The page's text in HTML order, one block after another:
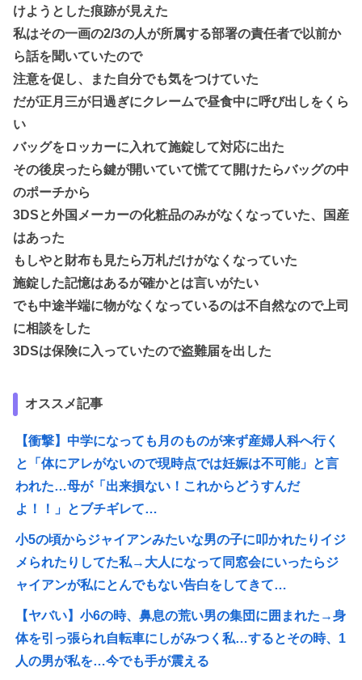
けようとした痕跡が見えた
私はその一画の2/3の人が所属する部署の責任者で以前か
ら話を聞いていたので
注意を促し、また自分でも気をつけていた
だが正月三が日過ぎにクレームで昼食中に呼び出しをくら
い
バッグをロッカーに入れて施錠して対応に出た
その後戻ったら鍵が開いていて慌てて開けたらバッグの中
のポーチから
3DSと外国メーカーの化粧品のみがなくなっていた、国産
はあった
もしやと財布も見たら万札だけがなくなっていた
施錠した記憶はあるが確かとは言いがたい
でも中途半端に物がなくなっているのは不自然なので上司
に相談をした
3DSは保険に入っていたので盗難届を出した
オススメ記事
【衝撃】中学になっても月のものが来ず産婦人科へ行く
と「体にアレがないので現時点では妊娠は不可能」と言
われた…母が「出来損ない！これからどうすんだ
よ！！」とブチギレて…
小5の頃からジャイアンみたいな男の子に叩かれたりイジ
メられたりしてた私→大人になって同窓会にいったらジ
ャイアンが私にとんでもない告白をしてきて…
【ヤバい】小6の時、鼻息の荒い男の集団に囲まれた→身
体を引っ張られ自転車にしがみつく私…するとその時、1
人の男が私を…今でも手が震える